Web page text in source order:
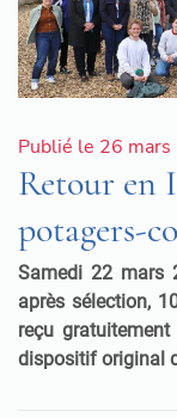
Publié le 26
Retour en
potagers-
Samedi 22 mars
après sélection,
reçu
dispositif original